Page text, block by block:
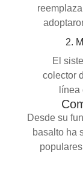
2.
El
colector
Desde su
basalto ha